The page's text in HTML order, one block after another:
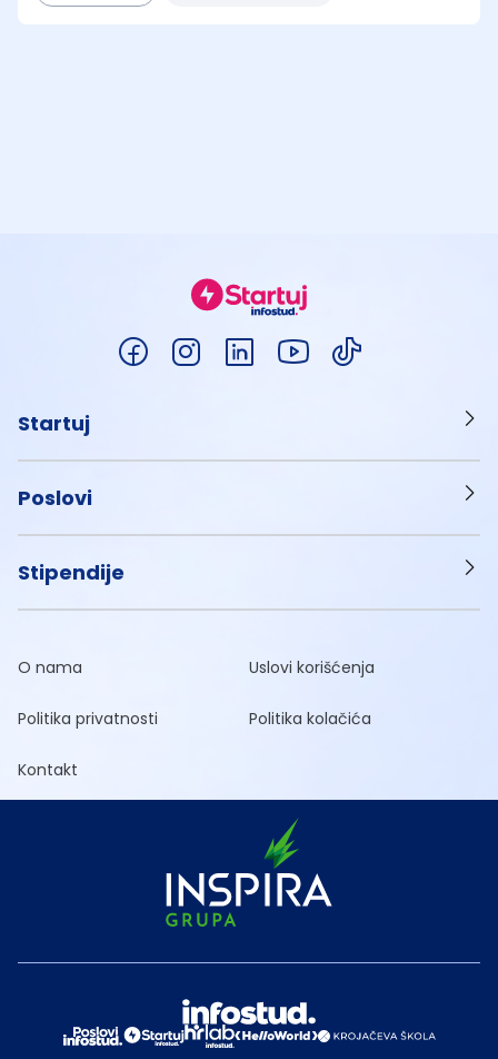
Startuj
Poslovi
Stipendije
O nama Uslovi korišćenja
Politika privatnosti Politika kolačića
Kontakt